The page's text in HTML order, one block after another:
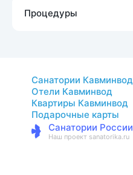
Процедуры
Санатории Кавминвод
Отели Кавминвод
Квартиры Кавминвод
Подарочные карты
Санатории России
Наш проект sanatorika.ru